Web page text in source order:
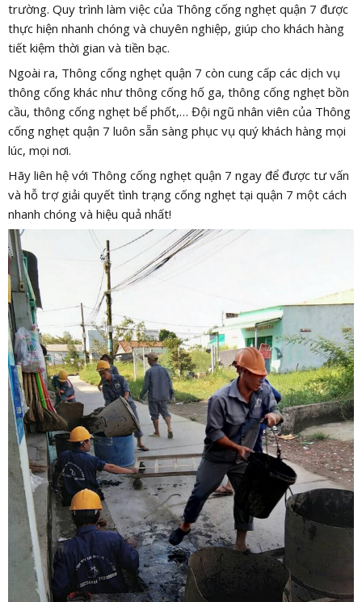
trường. Quy trình làm việc của Thông cống nghẹt quận 7 được
thực hiện nhanh chóng và chuyên nghiệp, giúp cho khách hàng
tiết kiệm thời gian và tiền bạc.
Ngoài ra, Thông cống nghẹt quận 7 còn cung cấp các dịch vụ
thông cống khác như thông cống hố ga, thông cống nghẹt bồn
cầu, thông cống nghẹt bể phốt,… Đội ngũ nhân viên của Thông
cống nghẹt quận 7 luôn sẵn sàng phục vụ quý khách hàng mọi
lúc, mọi nơi.
Hãy liên hệ với Thông cống nghẹt quận 7 ngay để được tư vấn
và hỗ trợ giải quyết tình trạng cống nghẹt tại quận 7 một cách
nhanh chóng và hiệu quả nhất!